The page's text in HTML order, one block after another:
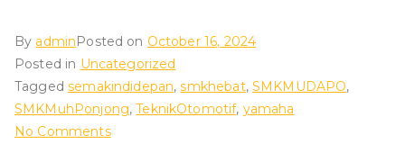
By adminPosted on October 16, 2024
Posted in Uncategorized
Taggedsemakindidepan,smkhebat, SMKMUDAPO,
SMKMuhPonjong,TeknikOtomotif, yamaha
No Commentson